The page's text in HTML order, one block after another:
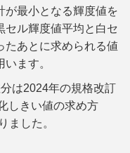
が最小となる輝度値を
セル輝度値平均と白セ
たあとに求められる値
ます。
は2024年の規格改訂
しきい値の求め方
ました。